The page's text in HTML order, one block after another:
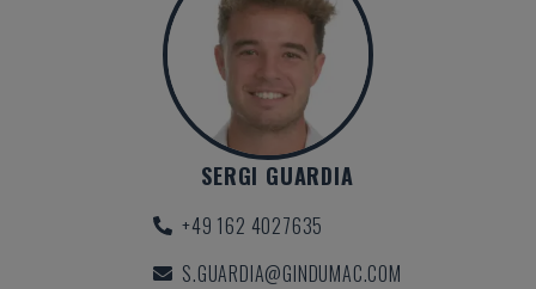
SERGI GUARDIA
+49 162 4027635
S.GUARDIA@GINDUMAC.COM